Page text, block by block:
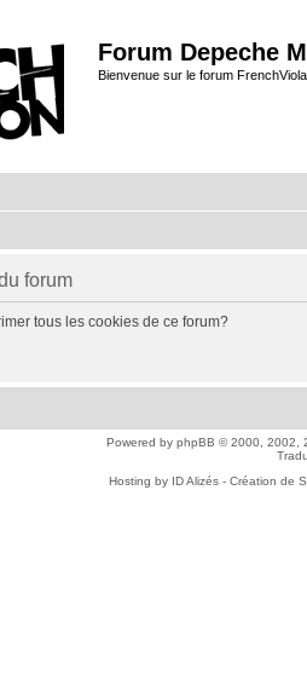
Forum Depeche
Bienvenue sur le forum
forum
tous les cookies de ce forum?
Powered by phpBB © 2000, 2002,
Hosting by ID Alizés - Création de